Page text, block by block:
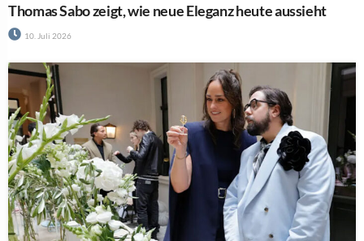
Thomas Sabo zeigt, wie neue Eleganz heute aussieht
10. Juli 2026